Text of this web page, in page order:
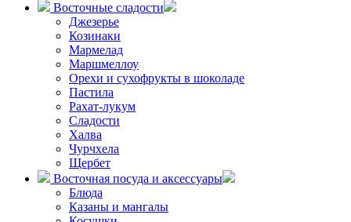
Восточные сладости
Джезерье
Козинаки
Мармелад
Маршмеллоу
Орехи и сухофрукты в шоколаде
Пастила
Рахат-лукум
Сладости
Халва
Чурчхела
Щербет
Восточная посуда и аксессуары
Блюда
Казаны и мангалы